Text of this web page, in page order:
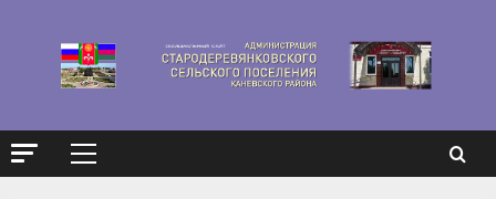
содержимому
Основное